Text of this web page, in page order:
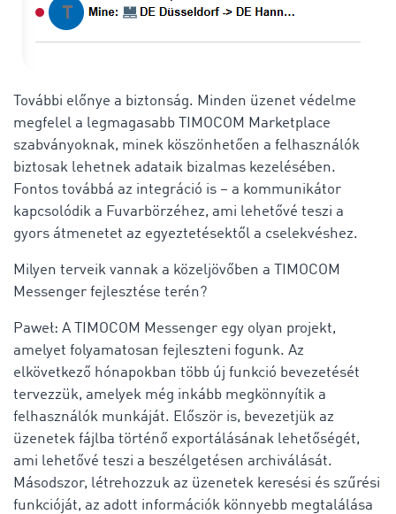
További előnye a biztonság. Minden üzenet védelme
megfelel a legmagasabb TIMOCOM Marketplace
szabványoknak, minek köszönhetően a felhasználók
biztosak lehetnek adataik bizalmas kezelésében.
Fontos továbbá az integráció is – a kommunikátor
kapcsolódik a Fuvarbörzéhez, ami lehetővé teszi a
gyors átmenetet az egyeztetésektől a cselekvéshez.
Milyen terveik vannak a közeljövőben a TIMOCOM
Messenger fejlesztése terén?
Paweł: A TIMOCOM Messenger egy olyan projekt,
amelyet folyamatosan fejleszteni fogunk. Az
elkövetkező hónapokban több új funkció bevezetését
tervezzük, amelyek még inkább megkönnyítik a
felhasználók munkáját. Először is, bevezetjük az
üzenetek fájlba történő exportálásának lehetőségét,
ami lehetővé teszi a beszélgetésen archiválását.
Másodszor, létrehozzuk az üzenetek keresési és szűrési
funkcióját, az adott információk könnyebb megtalálása